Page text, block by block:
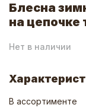
Блесна
на цепочке
Нет в наличии
В ассортименте